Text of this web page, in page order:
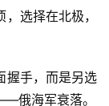
选择在北极，
握手，而是另选
俄海军衰落。